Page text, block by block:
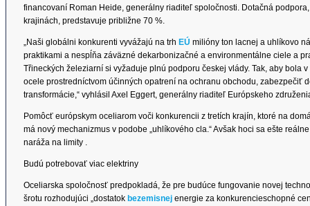
financovaní Roman Heide, generálny riaditeľ spoločnosti. Dotačná
krajinách, predstavuje približne 70 %.
„Naši globálni konkurenti vyvážajú na trh EÚ milióny ton lacnej a uhlíkovo
praktikami a nespĺňa záväzné dekarbonizačné a environmentálne ciele a
Třineckých železiarní si vyžaduje plnú podporu českej vlády. Tak, aby bola
ocele prostredníctvom účinných opatrení na ochranu obchodu, zabezpečiť
transformácie,“ vyhlásil Axel Eggert, generálny riaditeľ Európskeho
Pomôcť európskym oceliarom voči konkurencii z tretích krajín, ktoré na
má nový mechanizmus v podobe „uhlíkového cla.“ Avšak hoci sa ešte
naráža na limity .
Budú potrebovať viac elektriny
Oceliarska spoločnosť predpokladá, že pre budúce fungovanie novej
šrotu rozhodujúci „dostatok bezemisnej energie za konkurencieschopné